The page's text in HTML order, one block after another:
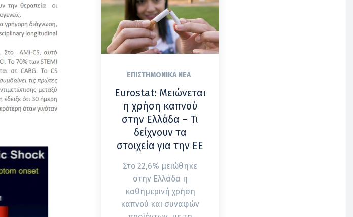
ΕΠΙΣΤΗΜΟΝΙΚΆ ΝΈΑ
Eurostat: Μειώνεται
η χρήση καπνού
στην Ελλάδα – Τι
δείχνουν τα
στοιχεία για την ΕΕ
Στο 22,6% μειώθηκε
στην Ελλάδα η
καθημερινή χρήση
καπνού και συναφών